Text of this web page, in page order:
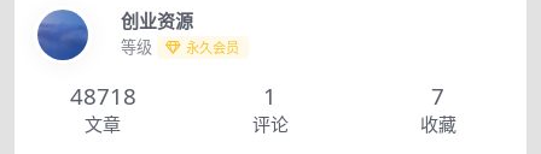
创业资源
等级 永久会员
48718
文章
1
评论
7
收藏